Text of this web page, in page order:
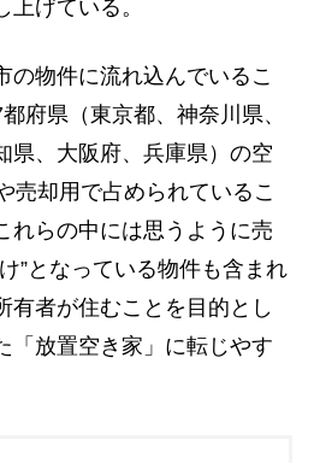
げている。
物件に流れ込んでいるこ
府県（東京都、神奈川県、
県、大阪府、兵庫県）の空
売却用で占められているこ
れらの中には思うように売
”となっている物件も含まれ
有者が住むことを目的とし
「放置空き家」に転じやす